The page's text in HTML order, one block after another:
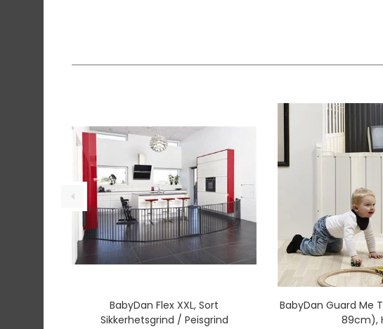
BabyDan Flex XXL, Sort
Sikkerhetsgrind / Peisgrind
BabyDan Guard Me
89cm),